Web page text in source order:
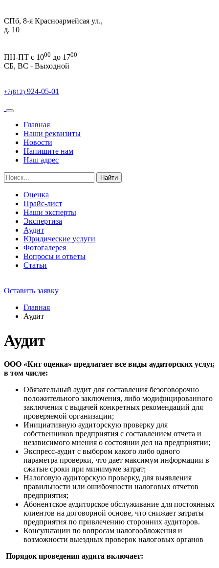
СПб, 8-я Красноармейсая ул.,
д. 10
ПН-ПТ c 1000 до 1700
СБ, ВС - Выходной
+7(812) 924-05-01
Главная
Наши реквизиты
Новости
Напишите нам
Наш адрес
Найти
Оценка
Прайс-лист
Наши эксперты
Экспертиза
Аудит
Юридические услуги
Фотогалерея
Вопросы и ответы
Статьи
Оставить заявку
Главная
Аудит
Аудит
ООО «Кит оценка» предлагает все виды аудиторских услуг,
в том числе:
Обязательный аудит для составления безоговорочно
положительного заключения, либо модифицированного
заключения с выдачей конкретных рекомендаций для
проверяемой организации;
Инициативную аудиторскую проверку для
собственников предприятия с составлением отчета и
независимого мнения о состоянии дел на предприятии;
Экспресс-аудит с выбором какого либо одного
параметра проверки, что дает максимум информации в
сжатые сроки при минимуме затрат;
Налоговую аудиторскую проверку, для выявления
правильности или ошибочности налоговых отчетов
предприятия;
Абонентское аудиторское обслуживание для постоянных
клиентов на договорной основе, что снижает затраты
предприятия по привлечению сторонних аудиторов.
Консультации по вопросам налогообложения и
возможности выездных проверок налоговых органов
Порядок проведения аудита включает: